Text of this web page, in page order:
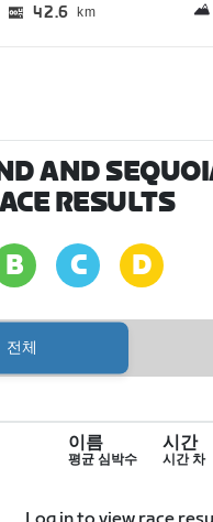
42.6 km
AND
RESULTS
전체
이름
평균 심박수
시간
시간 차